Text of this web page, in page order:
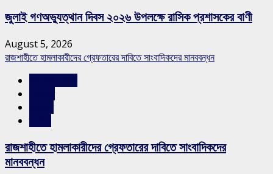
জুলাই গণঅভ্যুত্থান দিবস ২০২৬ উপলক্ষে রাসিক প্রশাসকের বাণী
August 5, 2026
রাজশাহীতে হামলাকারীদের গ্রেফতারের দাবিতে সাংবাদিকদের মানববন্ধন
রাজশাহীতে হামলাকারীদের গ্রেফতারের দাবিতে সাংবাদিকদের
মানববন্ধন